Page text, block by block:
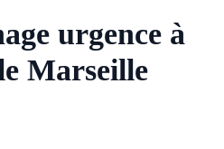
urgence à
Marseille